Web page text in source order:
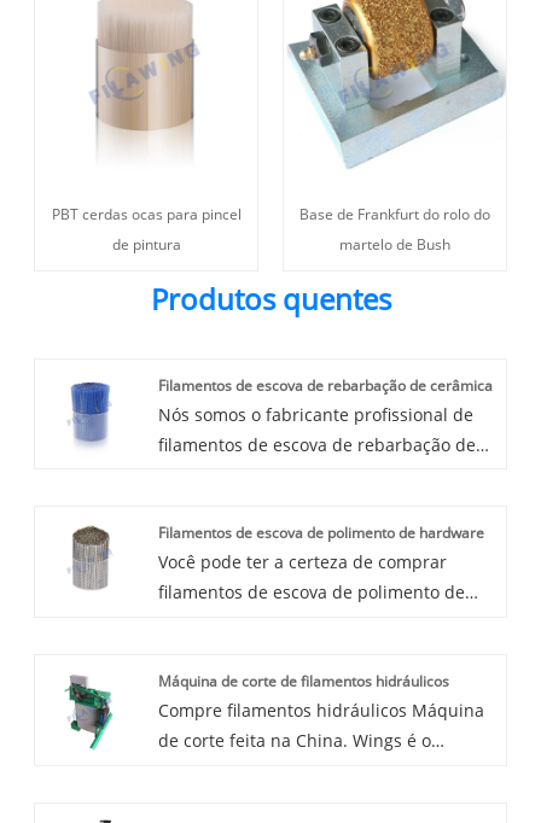
PBT cerdas ocas para pincel
de pintura
Base de Frankfurt do rolo do
martelo de Bush
Produtos quentes
Filamentos de escova de rebarbação de cerâmica
Nós somos o fabricante profissional de
filamentos de escova de rebarbação de
profissional nesta linha.
Filamentos de escova de polimento de hardware
Você pode ter a certeza de comprar
filamentos de escova de polimento de
venda e entrega pontual.
Máquina de corte de filamentos hidráulicos
Compre filamentos hidráulicos Máquina
de corte feita na China. Wings é o